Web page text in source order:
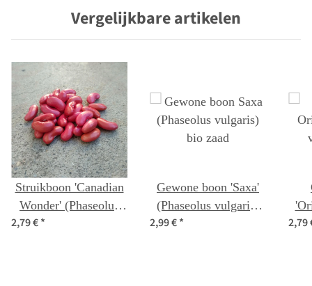
Vergelijkbare artikelen
Struikboon 'Canadian
Wonder' (Phaseolus
vulgaris) bio zaad
2,79 €*
Gewone boon 'Saxa'
(Phaseolus vulgaris)
2,99 €* 2,79